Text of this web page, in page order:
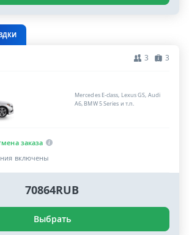
3 3
Mercedes E-class, Lexus GS, Audi
A6, BMW 5 Series и т.п.
заказа
включены
70864RUB
Выбрать